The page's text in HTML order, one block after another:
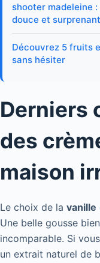
shooter madeleine
douce et
Découvrez 5 fruits
sans hésiter
Derniers
des
maison
Le choix de la vanille
Une belle gousse
incomparable. Si
un extrait naturel de